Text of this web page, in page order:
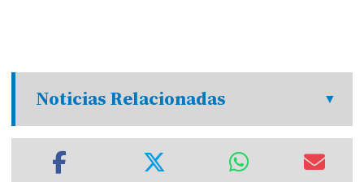
Noticias Relacionadas